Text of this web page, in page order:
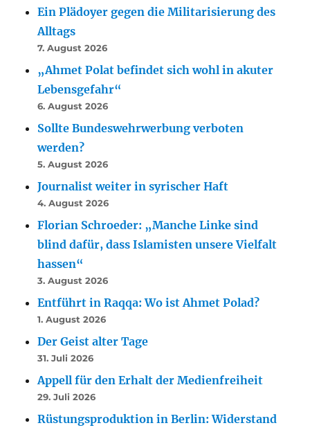
Ein Plädoyer gegen die Militarisierung des
Alltags
7. August 2026
„Ahmet Polat befindet sich wohl in akuter
Lebensgefahr“
6. August 2026
Sollte Bundeswehrwerbung verboten
werden?
5. August 2026
Journalist weiter in syrischer Haft
4. August 2026
Florian Schroeder: „Manche Linke sind
blind dafür, dass Islamisten unsere Vielfalt
hassen“
3. August 2026
Entführt in Raqqa: Wo ist Ahmet Polad?
1. August 2026
Der Geist alter Tage
31. Juli 2026
Appell für den Erhalt der Medienfreiheit
29. Juli 2026
Rüstungsproduktion in Berlin: Widerstand